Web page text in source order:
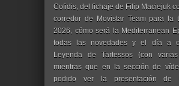
Cofidis, del fichaje de Filip Maciejuk
corredor de Movistar Team para la
2026, cómo será la Mediterranean
todas las novedades y el día a
Leyenda de Tartessos (con
mientras que en la sección de
podido ver la presentación de